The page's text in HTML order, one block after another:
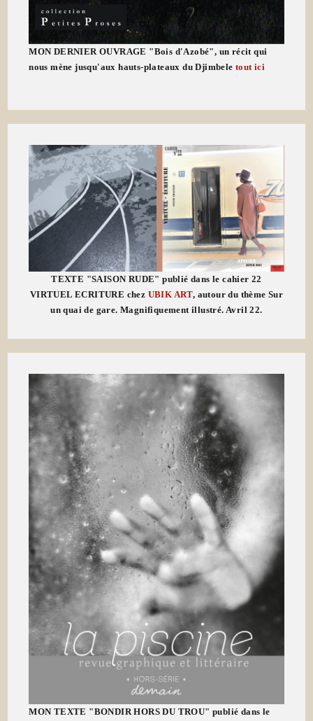
MON DERNIER OUVRAGE "Bois d'Azobé", un récit qui
nous mène jusqu'aux hauts-plateaux du Djimbeletout ici
TEXTE "SAISON RUDE" publié dans le cahier 22
VIRTUEL ECRITURE chez UBIK ART, autour du thème Sur
un quai de gare. Magnifiquement illustré. Avril 22.
MON TEXTE "BONDIR HORS DU TROU" publié dans le